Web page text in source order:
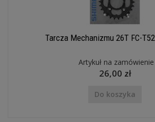
Tarcza Mechanizmu 26T FC-
Artykuł na zamówienie
26,00 zł
Do koszyka